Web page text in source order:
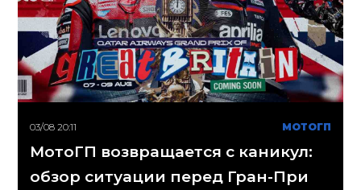
03/08 20:11 МОТОГП
МотоГП возвращается с каникул:
обзор ситуации перед Гран-При